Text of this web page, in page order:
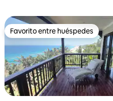
Favorito entre huéspedes
Favorito entre huéspedes